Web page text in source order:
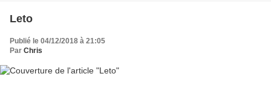
Leto
Publié le 04/12/2018 à 21:05
Par Chris